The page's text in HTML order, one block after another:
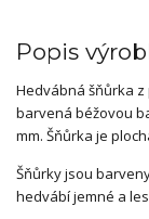
Popis
Hedvábná šňůrka
barvená béžovou
mm. Šňůrka je
Šňůrky jsou
hedvábí jemné a